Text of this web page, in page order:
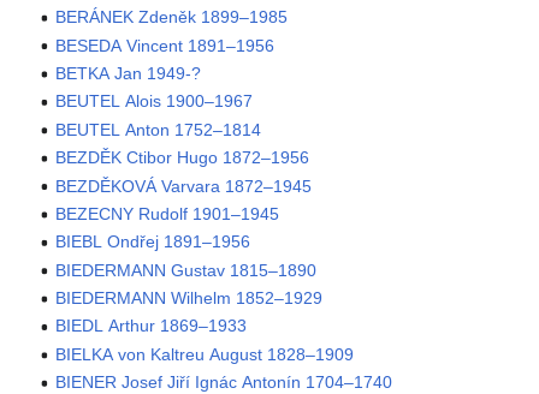
BERÁNEK Zdeněk 1899–1985
BESEDA Vincent 1891–1956
BETKA Jan 1949-?
BEUTEL Alois 1900–1967
BEUTEL Anton 1752–1814
BEZDĚK Ctibor Hugo 1872–1956
BEZDĚKOVÁ Varvara 1872–1945
BEZECNY Rudolf 1901–1945
BIEBL Ondřej 1891–1956
BIEDERMANN Gustav 1815–1890
BIEDERMANN Wilhelm 1852–1929
BIEDL Arthur 1869–1933
BIELKA von Kaltreu August 1828–1909
BIENER Josef Jiří Ignác Antonín 1704–1740